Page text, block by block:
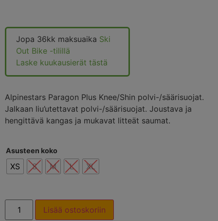
Jopa 36kk maksuaika Ski
Out Bike -tilillä
Laske kuukausierät tästä
Alpinestars Paragon Plus Knee/Shin polvi-/säärisuojat.
Jalkaan liu’utettavat polvi-/säärisuojat. Joustava ja
hengittävä kangas ja mukavat litteät saumat.
Asusteen koko
XS S M L XL
Lisää ostoskoriin